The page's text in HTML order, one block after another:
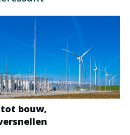
bouw,